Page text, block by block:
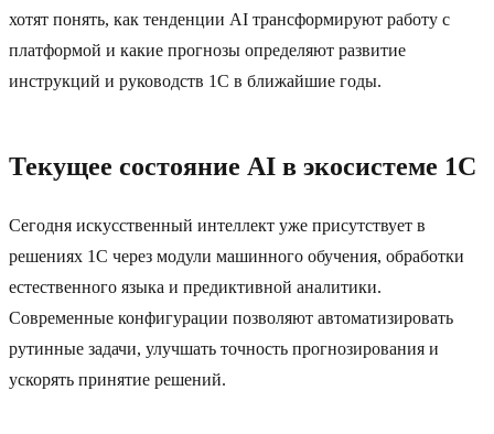
хотят понять, как тенденции AI трансформируют работу с
платформой и какие прогнозы определяют развитие
инструкций и руководств 1C в ближайшие годы.
Текущее состояние AI в экосистеме 1C
Сегодня искусственный интеллект уже присутствует в
решениях 1C через модули машинного обучения, обработки
естественного языка и предиктивной аналитики.
Современные конфигурации позволяют автоматизировать
рутинные задачи, улучшать точность прогнозирования и
ускорять принятие решений.